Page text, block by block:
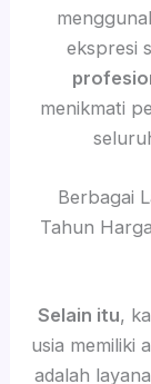
ekspresi
menikmati
Berbagai
Tahun
Selain itu,
usia memiliki
adalah